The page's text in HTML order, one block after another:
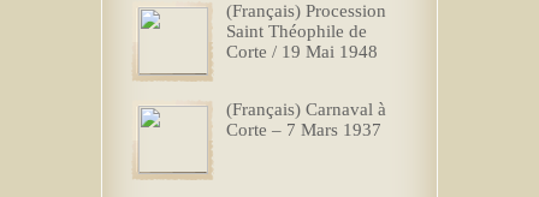
(Français) Procession
Saint Théophile de
Corte / 19 Mai 1948
(Français) Carnaval à
Corte – 7 Mars 1937